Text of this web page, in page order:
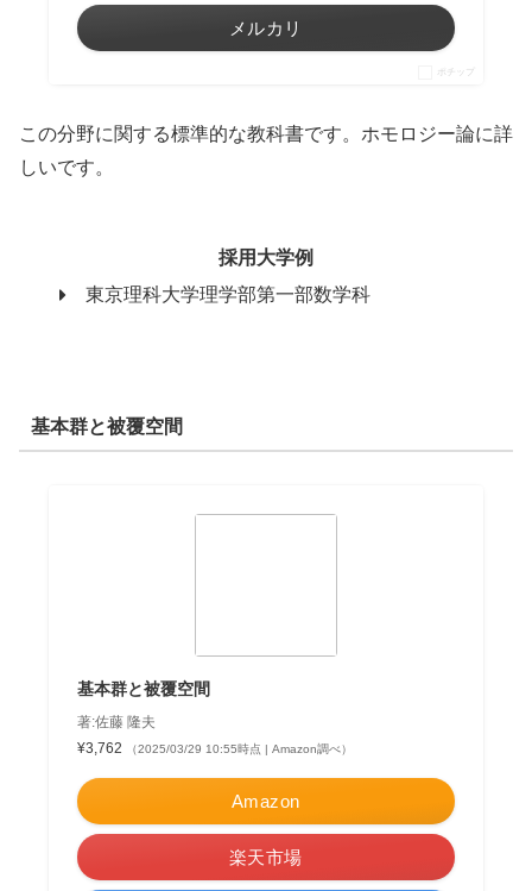
メルカリ
ポチップ
この分野に関する標準的な教科書です。ホモロジー論に詳
しいです。
採用大学例
東京理科大学理学部第一部数学科
基本群と被覆空間
基本群と被覆空間
著:佐藤 隆夫
¥3,762
（2025/03/29 10:55時点 | Amazon調べ）
Amazon
楽天市場